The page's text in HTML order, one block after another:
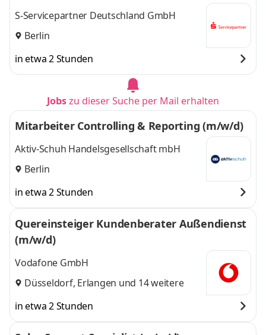
S-Servicepartner Deutschland GmbH
Berlin
in etwa 2 Stunden
Jobszu dieser Suche per Mail erhalten
Mitarbeiter Controlling & Reporting (m/w/d)
Aktiv-Schuh Handelsgesellschaft mbH
Berlin
in etwa 2 Stunden
Quereinsteiger Kundenberater Außendienst
(m/w/d)
Vodafone GmbH
Düsseldorf, Erlangen und 14 weitere
in etwa 2 Stunden